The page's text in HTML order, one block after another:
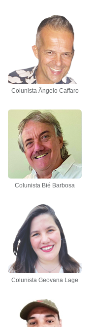
Colunista Ângelo Caffaro
Colunista Bié Barbosa
Colunista Geovana Lage